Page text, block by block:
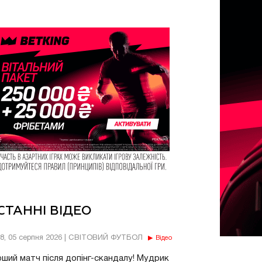
ВІДЕО
05 серпня 2026 | СВІТОВИЙ ФУТБОЛ Відео
матч після допінг-скандалу! Мудрик